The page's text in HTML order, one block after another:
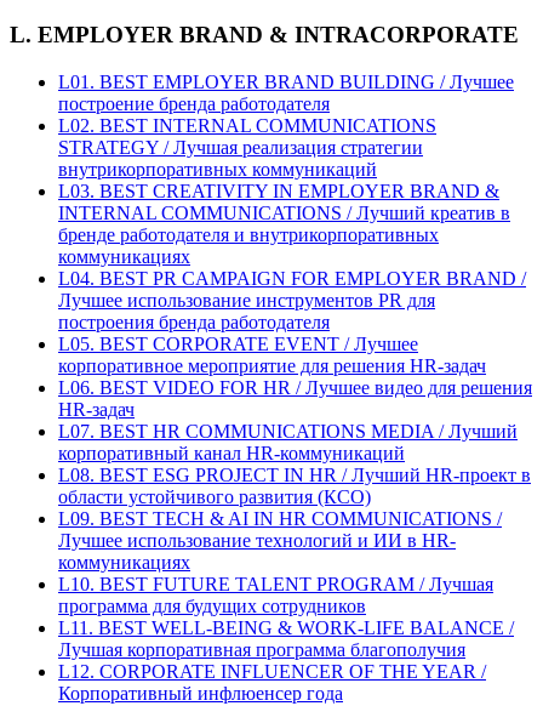
L. EMPLOYER BRAND & INTRACORPORATE
L01. BEST EMPLOYER BRAND BUILDING / Лучшее
построение бренда работодателя
L02. BEST INTERNAL COMMUNICATIONS
STRATEGY / Лучшая реализация стратегии
внутрикорпоративных коммуникаций
L03. BEST CREATIVITY IN EMPLOYER BRAND &
INTERNAL COMMUNICATIONS / Лучший креатив в
бренде работодателя и внутрикорпоративных
коммуникациях
L04. BEST PR CAMPAIGN FOR EMPLOYER BRAND /
Лучшее использование инструментов PR для
построения бренда работодателя
L05. BEST CORPORATE EVENT / Лучшее
корпоративное мероприятие для решения HR-задач
L06. BEST VIDEO FOR HR / Лучшее видео для решения
HR-задач
L07. BEST HR COMMUNICATIONS MEDIA / Лучший
корпоративный канал HR-коммуникаций
L08. BEST ESG PROJECT IN HR / Лучший HR-проект в
области устойчивого развития (КСО)
L09. BEST TECH & AI IN HR COMMUNICATIONS /
Лучшее использование технологий и ИИ в HR-
коммуникациях
L10. BEST FUTURE TALENT PROGRAM / Лучшая
программа для будущих сотрудников
L11. BEST WELL-BEING & WORK-LIFE BALANCE /
Лучшая корпоративная программа благополучия
L12. CORPORATE INFLUENCER OF THE YEAR /
Корпоративный инфлюенсер года